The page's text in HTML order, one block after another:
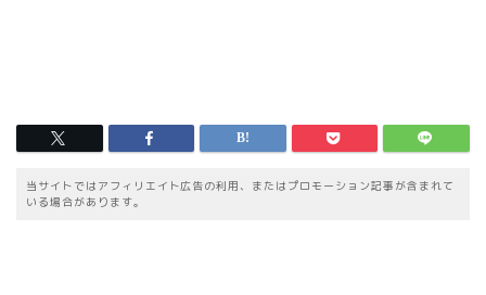
当サイトではアフィリエイト広告の利用、またはプロモーション記事が含まれて
いる場合があります。